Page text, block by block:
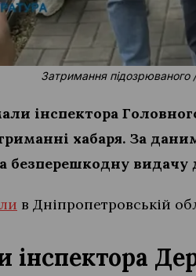
Затримання підозрюваного
інспектора
хабаря. За
безперешкодну видачу
в Дніпропетровській
інспектора